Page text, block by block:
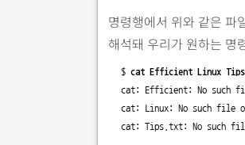
s
명령행에서 위와 같은 파
해석돼 우리가 원하는 명
$ cat Efficient Linux
cat: Efficient: No such
cat: Linux: No such file
cat: Tips.txt: No such